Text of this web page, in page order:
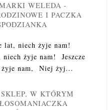
WELEDA -
I PACZKA
lat, niech żyje nam!
żyje nam! Jeszcze
żyje nam, Niej żyj...
W KTÓRYM